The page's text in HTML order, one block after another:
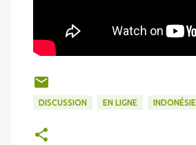
DISCUSSION EN LIGNE INDONÉSIE